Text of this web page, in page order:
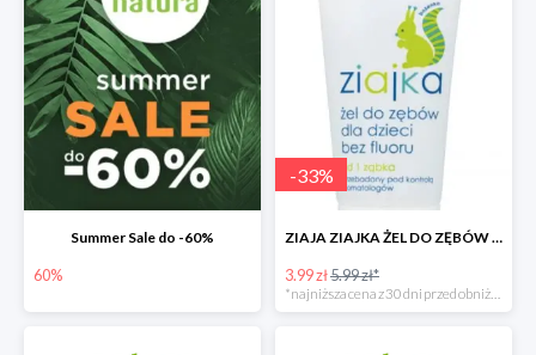
Summer Sale do -60%
60%
-33%
ZIAJA ZIAJKA ŻEL DO ZĘBÓW DLA DZIECI BEZ FLUORU OD 1 ZĄBKA
3.99 zł5.99 zł*